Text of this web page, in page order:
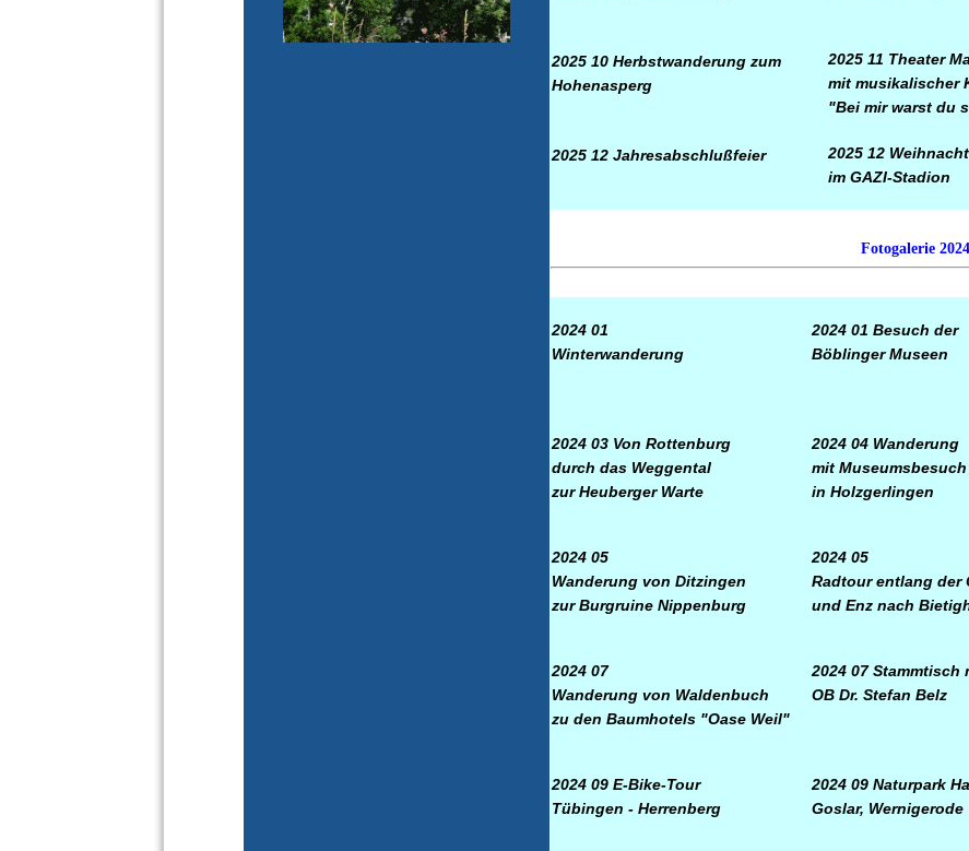
2025 10 Herbstwanderung zum
Hohenasperg
2025 11 Theater
mit musikalischer
"Bei mir warst du
2025 12 Jahresabschlußfeier
2025 12
im GAZI-Stadion
Fotogalerie 2024
2024 01
Winterwanderung
2024 01 Besuch der
Böblinger Museen
2024 03 Von Rottenburg
durch das Weggental
zur Heuberger Warte
2024 04 Wanderung
mit Museumsbesuch
in Holzgerlingen
2024 05
Wanderung von Ditzingen
zur Burgruine Nippenburg
2024 05
Radtour entlang der
und Enz nach
2024 07
Wanderung von Waldenbuch
zu den Baumhotels "Oase Weil"
2024 07 Stammtisch
OB Dr. Stefan Belz
2024 09 E-Bike-Tour
Tübingen - Herrenberg
2024 09 Naturpark
Goslar, Wernigerode